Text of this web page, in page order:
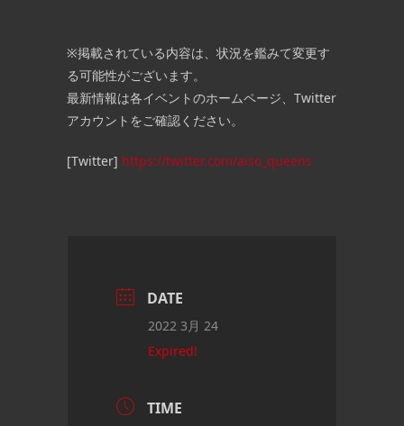
※掲載されている内容は、状況を鑑みて変更す
る可能性がございます。
最新情報は各イベントのホームページ、Twitter
アカウントをご確認ください。
[Twitter] https://twitter.com/aiso_queens
DATE
2022 3月 24
Expired!
TIME